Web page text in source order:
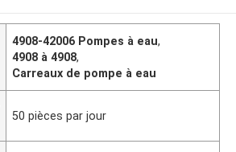
4908-42006 Pompes à eau,
4908 à 4908,
Carreaux de pompe à eau
50 pièces par jour